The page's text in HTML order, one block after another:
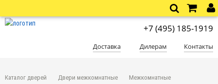
Доставка Дилерам Контакты
+7 (495) 185-1919
Каталог дверей Двери межкомнатные
Межкомнатные